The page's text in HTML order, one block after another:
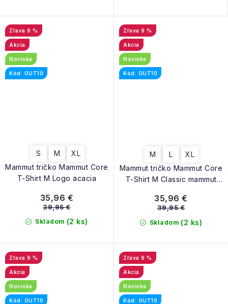
Mammut tričko Mammut Core
T-Shirt M Logo acacia
9 %
Akcia
Novinka
Kód: OUT10
S M XL
Skladom (2 ks)
35,96 €
39,95 €
Mammut tričko Mammut Core
T-Shirt M Classic mammut
9 %
Akcia
Novinka
Kód: OUT10
M L XL
Skladom (2 ks)
35,96 €
39,95 €
9 %
Akcia
Novinka
Kód: OUT10
9 %
Akcia
Novinka
Kód: OUT10